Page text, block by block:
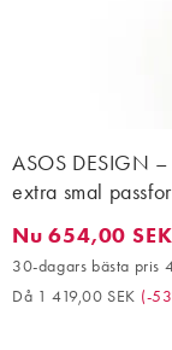
ASOS DESIGN
extra smal
Nu 654,00 SEK.
Nu 654,00 SEK
30-dagars bästa pris
Då 1 419,00 SEK (-